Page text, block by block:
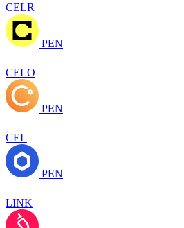
CELR
PEN
CELO
PEN
CEL
PEN
LINK